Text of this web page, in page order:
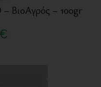
ΒιοΑγρός – 100gr
€